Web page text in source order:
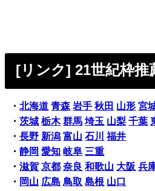
[リンク] 21世紀枠推
・北海道 青森 岩手 秋田 山形 宮
・茨城 栃木 群馬 埼玉 山梨 千葉
・長野 新潟 富山 石川
福井
・静岡 愛知 岐阜 三重
・滋賀 京都 奈良 和歌山 大阪 兵
・ 岡山 広島 鳥取 島根 山口